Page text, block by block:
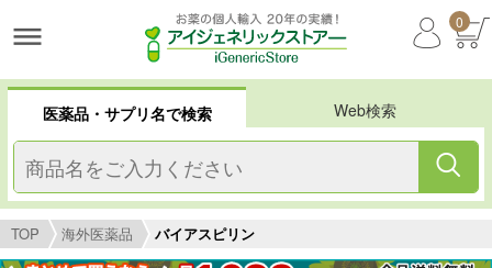
0
医薬品・サプリ名で検索 Web検索
TOP 海外医薬品 バイアスピリン